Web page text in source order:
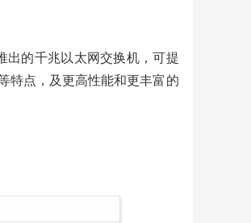
出的千兆以太网交换机，可提
特点，及更高性能和更丰富的